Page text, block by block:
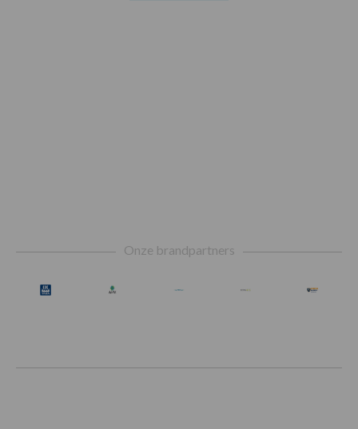
Onze brandpartners